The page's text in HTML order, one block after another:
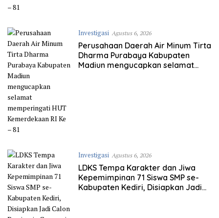
Investigasi Agustus 6, 2026
Perusahaan Daerah Air Minum Tirta
Dharma Purabaya Kabupaten
Madiun mengucapkan selamat
Investigasi Agustus 6, 2026
LDKS Tempa Karakter dan Jiwa
Kepemimpinan 71 Siswa SMP se-
Kabupaten Kediri, Disiapkan Jadi